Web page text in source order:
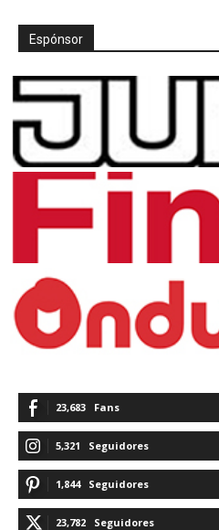
Espónsor
23,683 Fans
5,321 Seguidores
1,844 Seguidores
23,782 Seguidores